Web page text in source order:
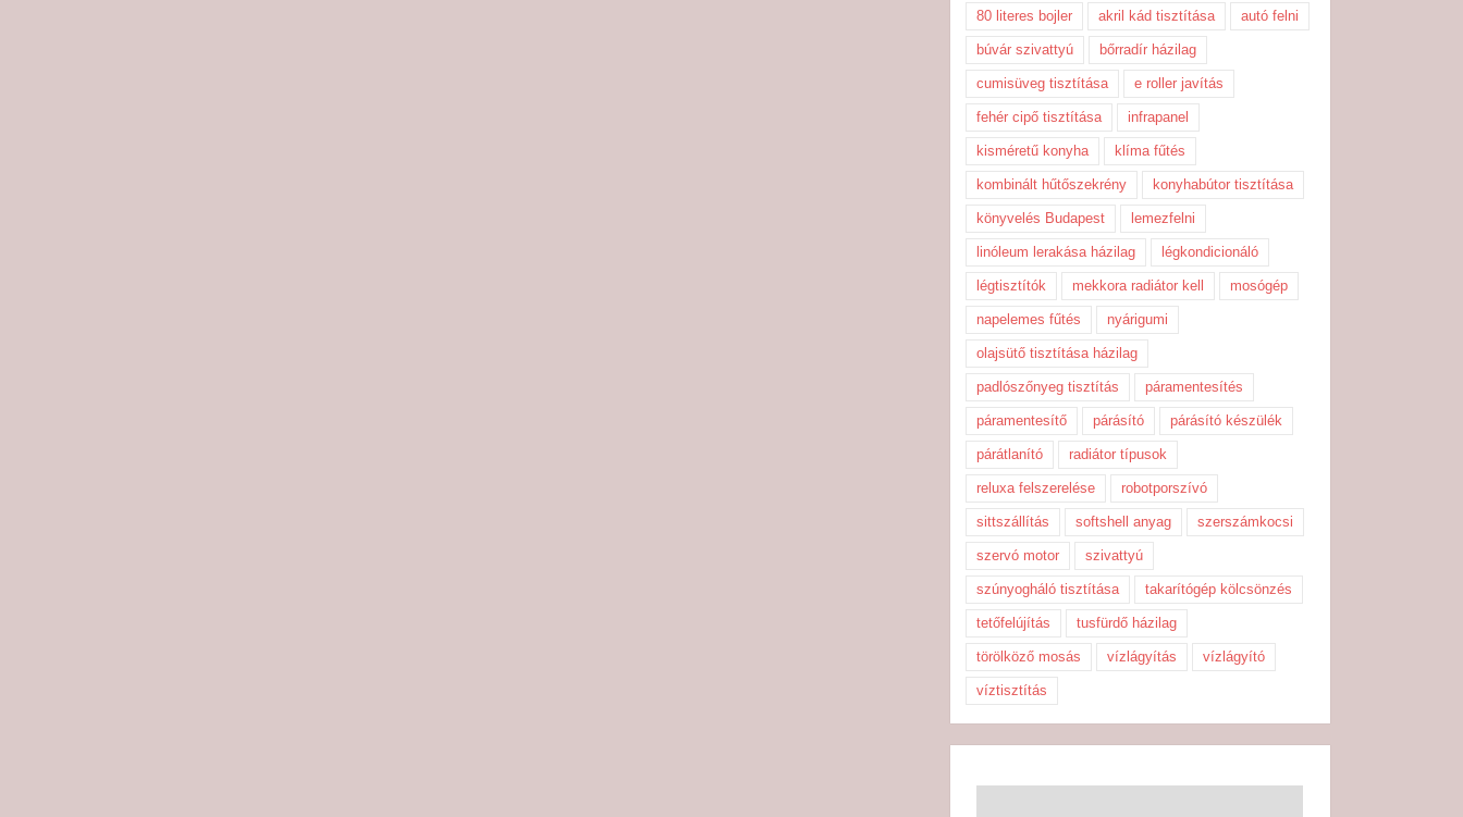
80 literes bojler akril kád tisztítása autó felni
búvár szivattyú bőrradír házilag
cumisüveg tisztítása e roller javítás
fehér cipő tisztítása infrapanel
kisméretű konyha klíma fűtés
kombinált hűtőszekrény konyhabútor tisztítása
könyvelés Budapest lemezfelni
linóleum lerakása házilag légkondicionáló
légtisztítók mekkora radiátor kell mosógép
napelemes fűtés nyárigumi
olajsütő tisztítása házilag
padlószőnyeg tisztítás páramentesítés
páramentesítő párásító párásító készülék
párátlanító radiátor típusok
reluxa felszerelése robotporszívó
sittszállítás softshell anyag szerszámkocsi
szervó motor szivattyú
szúnyogháló tisztítása takarítógép kölcsönzés
tetőfelújítás tusfürdő házilag
törölköző mosás vízlágyítás vízlágyító
víztisztítás